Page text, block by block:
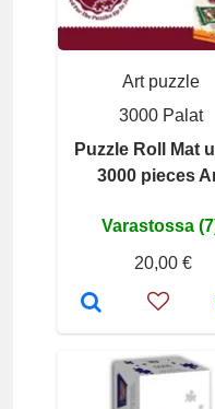
Art puzzle
3000 Palat
Puzzle Roll Mat
3000 pieces
Varastossa
20,00 €